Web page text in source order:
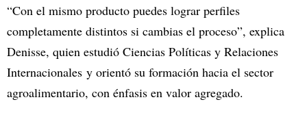
“Con el mismo producto puedes lograr perfiles
completamente distintos si cambias el proceso”, explica
Denisse, quien estudió Ciencias Políticas y Relaciones
Internacionales y orientó su formación hacia el sector
agroalimentario, con énfasis en valor agregado.